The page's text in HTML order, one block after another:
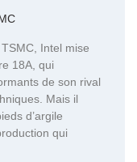
Intel mise
18A, qui
de son rival
Mais il
d’argile
qui